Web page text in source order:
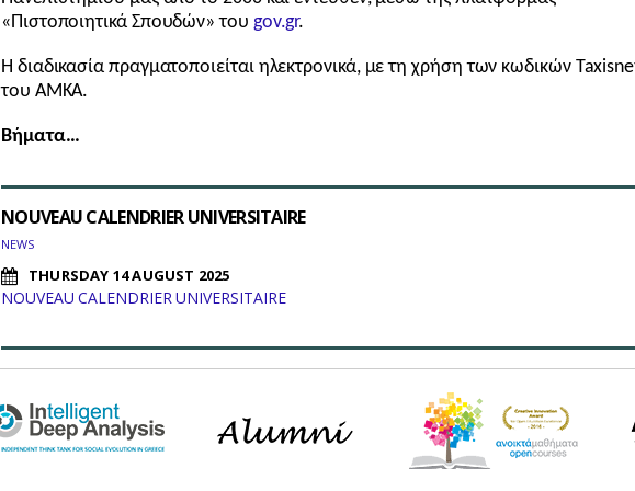
«Πιστοποιητικά Σπουδών» του gov.gr.
Η διαδικασία πραγματοποιείται ηλεκτρονικά, με τη χρήση των κωδικών
του ΑΜΚΑ.
Βήματα…
NOUVEAU CALENDRIER UNIVERSITAIRE
NEWS
THURSDAY 14 AUGUST 2025
NOUVEAU CALENDRIER UNIVERSITAIRE